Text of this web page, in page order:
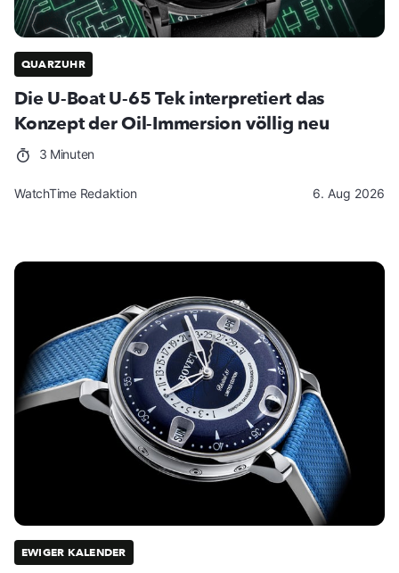
QUARZUHR
Die U-Boat U-65 Tek interpretiert das
Konzept der Oil-Immersion völlig neu
3 Minuten
WatchTime Redaktion 6. Aug 2026
EWIGER KALENDER